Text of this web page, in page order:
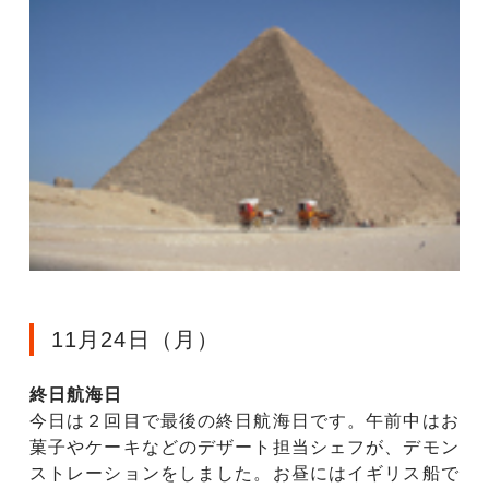
11月24日（月）
終日航海日
今日は２回目で最後の終日航海日です。午前中はお
菓子やケーキなどのデザート担当シェフが、デモン
ストレーションをしました。お昼にはイギリス船で